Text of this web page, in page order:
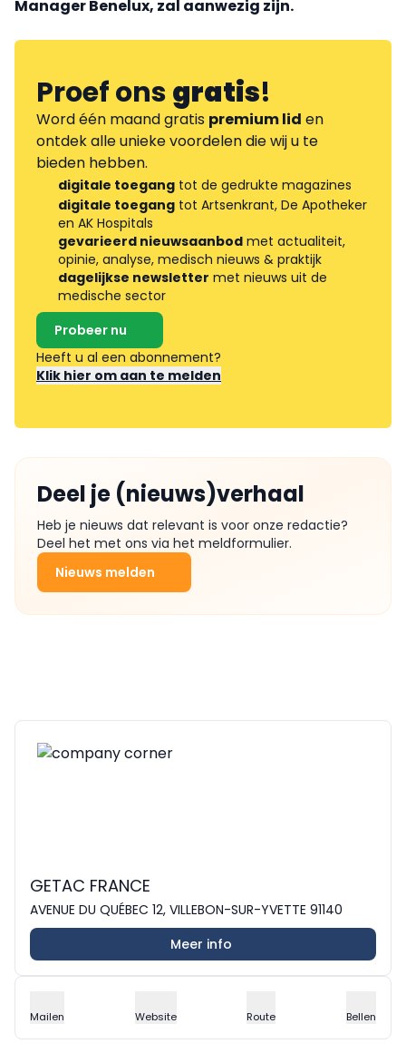
Manager Benelux, zal aanwezig zijn.
Proef onsgratis!
Word één maand gratis premium lid en
ontdek alle unieke voordelen die wij u te
bieden hebben.
digitale toegang tot de gedrukte magazines
digitale toegang tot Artsenkrant, De Apotheker
en AK Hospitals
gevarieerd nieuwsaanbod met actualiteit,
opinie, analyse, medisch nieuws & praktijk
dagelijkse newsletter met nieuws uit de
medische sector
Probeer nu
Heeft u al een abonnement?
Klik hier om aan te melden
Deel je (nieuws)verhaal
Heb je nieuws dat relevant is voor onze redactie?
Deel het met ons via het meldformulier.
Nieuws melden
GETAC FRANCE
AVENUE DU QUÉBEC 12, VILLEBON-SUR-YVETTE 91140
Meer info
Mailen Website Route Bellen